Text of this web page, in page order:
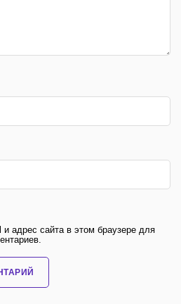
адрес сайта в этом браузере для